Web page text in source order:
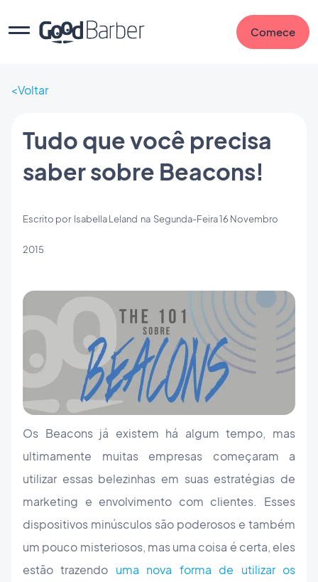
Comece
Voltar
Tudo que você precisa
saber sobre Beacons!
Escrito por Isabella Leland na Segunda-Feira 16 Novembro
2015
Os Beacons já existem há algum tempo, mas
ultimamente muitas empresas começaram a
utilizar essas belezinhas em suas estratégias de
marketing e envolvimento com clientes. Esses
dispositivos minúsculos são poderosos e também
um pouco misteriosos, mas uma coisa é certa, eles
estão trazendo uma nova forma de utilizar os